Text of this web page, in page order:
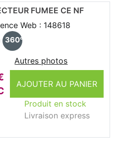
AJOUTER AU PANIER
Produit en stock
Livraison express
FUMEE CE NF
Web : 148618
360°
Autres photos